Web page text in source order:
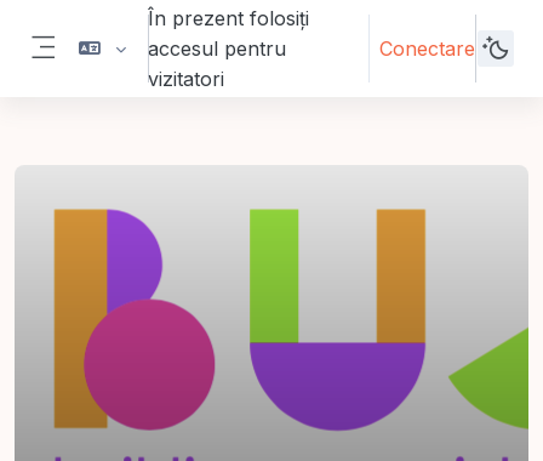
Sari la conţinutul principal
Panou lateral
În prezent folosiți
accesul pentru
vizitatori
Conectare